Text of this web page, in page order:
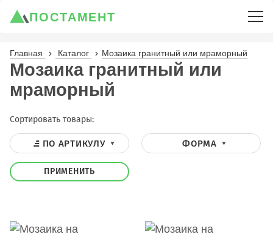
ПОСТАМЕНТ
Главная Каталог Мозаика гранитный или мраморный
Мозаика гранитный или
мраморный
Сортировать товары:
ПО АРТИКУЛУ ФОРМА
ПРИМЕНИТЬ